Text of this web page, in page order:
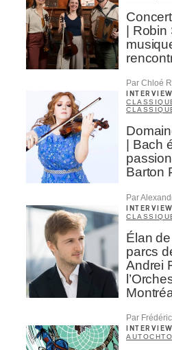
| Robin
Par Chloé
INTERVIEW
| Bach
Barton
Par
INTERVIEW
Élan
parcs
Andrei
Par
INTERVIEW